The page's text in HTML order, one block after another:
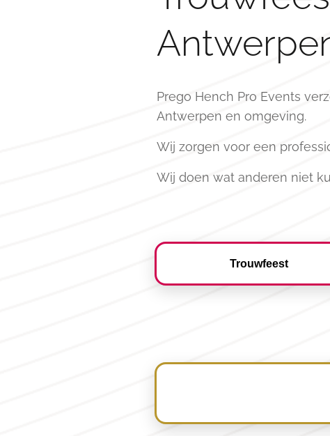
Prego Hench Pro Events
Antwerpen en omgeving.
Wij zorgen voor een
Wij doen wat anderen niet
Trouwfeest